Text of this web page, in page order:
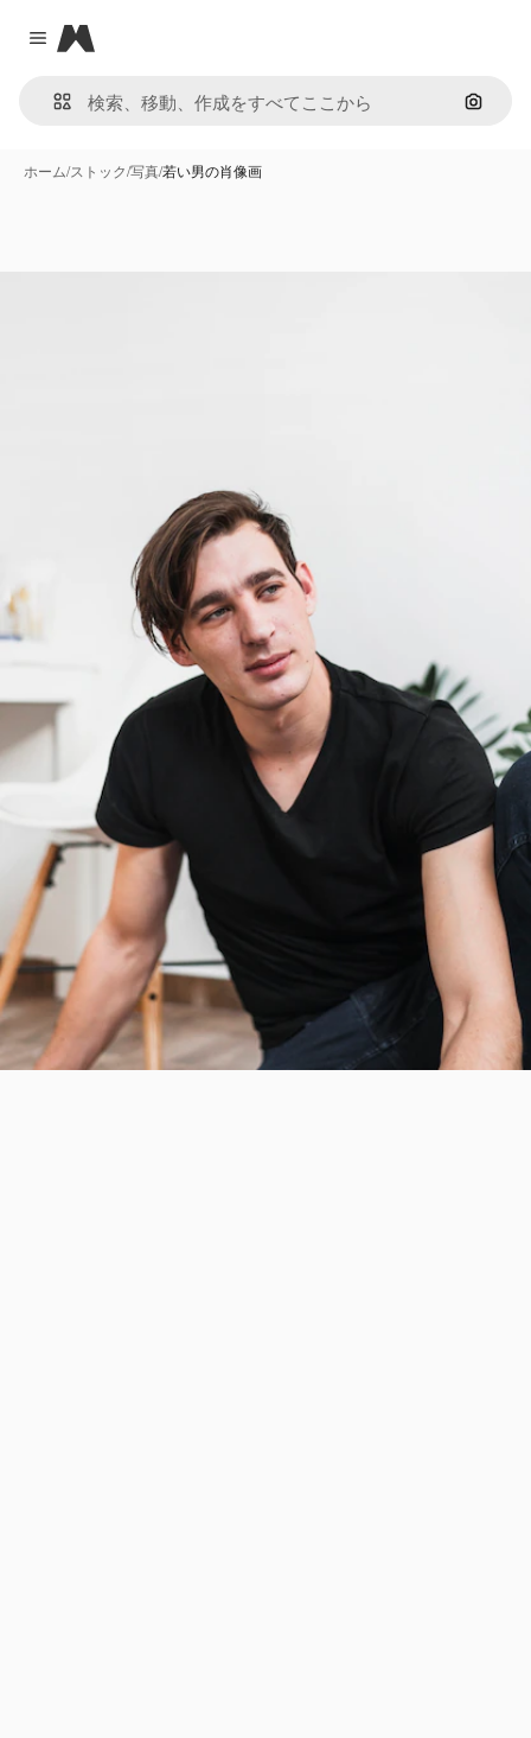
Close menu
Magnific
画像で
ホーム/ストック/写真/若い男の肖像画